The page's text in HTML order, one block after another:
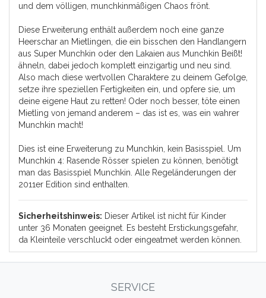
und dem völligen, munchkinmäßigen Chaos frönt.
Diese Erweiterung enthält außerdem noch eine ganze
Heerschar an Mietlingen, die ein bisschen den Handlangern
aus Super Munchkin oder den Lakaien aus Munchkin Beißt!
ähneln, dabei jedoch komplett einzigartig und neu sind.
Also mach diese wertvollen Charaktere zu deinem Gefolge,
setze ihre speziellen Fertigkeiten ein, und opfere sie, um
deine eigene Haut zu retten! Oder noch besser, töte einen
Mietling von jemand anderem – das ist es, was ein wahrer
Munchkin macht!
Dies ist eine Erweiterung zu Munchkin, kein Basisspiel. Um
Munchkin 4: Rasende Rösser spielen zu können, benötigt
man das Basisspiel Munchkin. Alle Regeländerungen der
2011er Edition sind enthalten.
Sicherheitshinweis: Dieser Artikel ist nicht für Kinder
unter 36 Monaten geeignet. Es besteht Erstickungsgefahr,
da Kleinteile verschluckt oder eingeatmet werden können.
SERVICE